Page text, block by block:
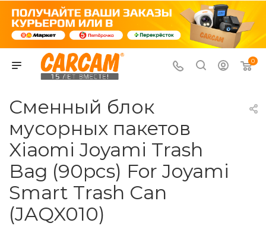
0
Сменный блок
мусорных пакетов
Xiaomi Joyami Trash
Bag (90pcs) For Joyami
Smart Trash Can
(JAQX010)